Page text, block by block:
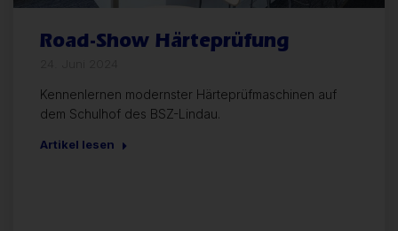
Road-Show Härteprüfung
Kennenlernen modernster Härteprüfmaschinen auf
dem Schulhof des BSZ-Lindau.
Artikel lesen